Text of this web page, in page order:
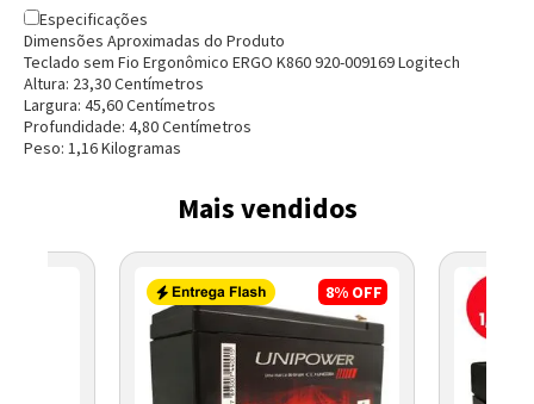
Especificações
Dimensões Aproximadas do Produto
Teclado sem Fio Ergonômico ERGO K860 920-009169 Logitech
Altura: 23,30Centímetros
Largura: 45,60Centímetros
Profundidade: 4,80Centímetros
Peso: 1,16Kilogramas
Mais vendidos
8% OFF